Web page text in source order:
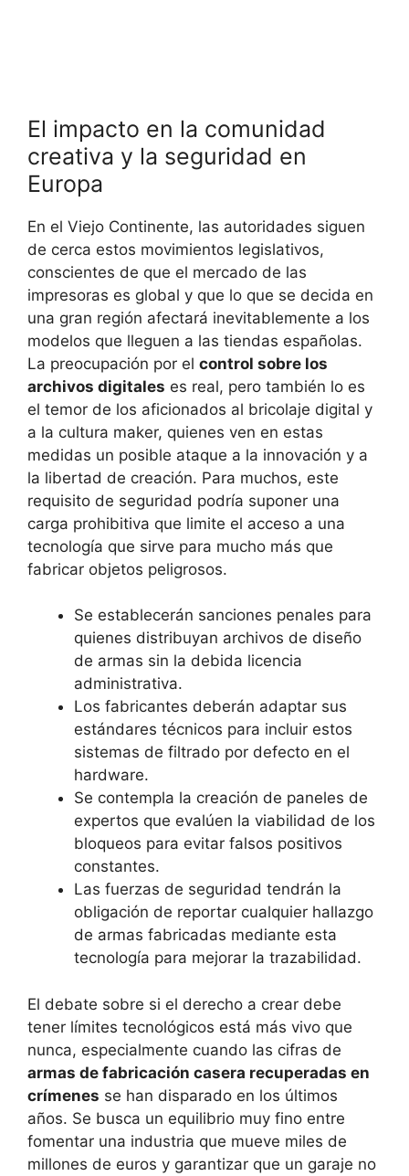
El impacto en la comunidad
creativa y la seguridad en
Europa
En el Viejo Continente, las autoridades siguen
de cerca estos movimientos legislativos,
conscientes de que el mercado de las
impresoras es global y que lo que se decida en
una gran región afectará inevitablemente a los
modelos que lleguen a las tiendas españolas.
La preocupación por el control sobre los
archivos digitales es real, pero también lo es
el temor de los aficionados al bricolaje digital y
a la cultura maker, quienes ven en estas
medidas un posible ataque a la innovación y a
la libertad de creación. Para muchos, este
requisito de seguridad podría suponer una
carga prohibitiva que limite el acceso a una
tecnología que sirve para mucho más que
fabricar objetos peligrosos.
Se establecerán sanciones penales para
quienes distribuyan archivos de diseño
de armas sin la debida licencia
administrativa.
Los fabricantes deberán adaptar sus
estándares técnicos para incluir estos
sistemas de filtrado por defecto en el
hardware.
Se contempla la creación de paneles de
expertos que evalúen la viabilidad de los
bloqueos para evitar falsos positivos
constantes.
Las fuerzas de seguridad tendrán la
obligación de reportar cualquier hallazgo
de armas fabricadas mediante esta
tecnología para mejorar la trazabilidad.
El debate sobre si el derecho a crear debe
tener límites tecnológicos está más vivo que
nunca, especialmente cuando las cifras de
armas de fabricación casera recuperadas en
crímenes se han disparado en los últimos
años. Se busca un equilibrio muy fino entre
fomentar una industria que mueve miles de
millones de euros y garantizar que un garaje no